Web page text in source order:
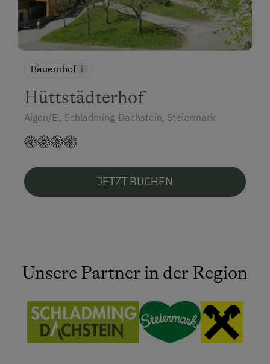
Bauernhof
Hüttstädterhof
Aigen/E., Schladming-Dachstein, Steiermark
JETZT BUCHEN
Unsere Partner in der Region